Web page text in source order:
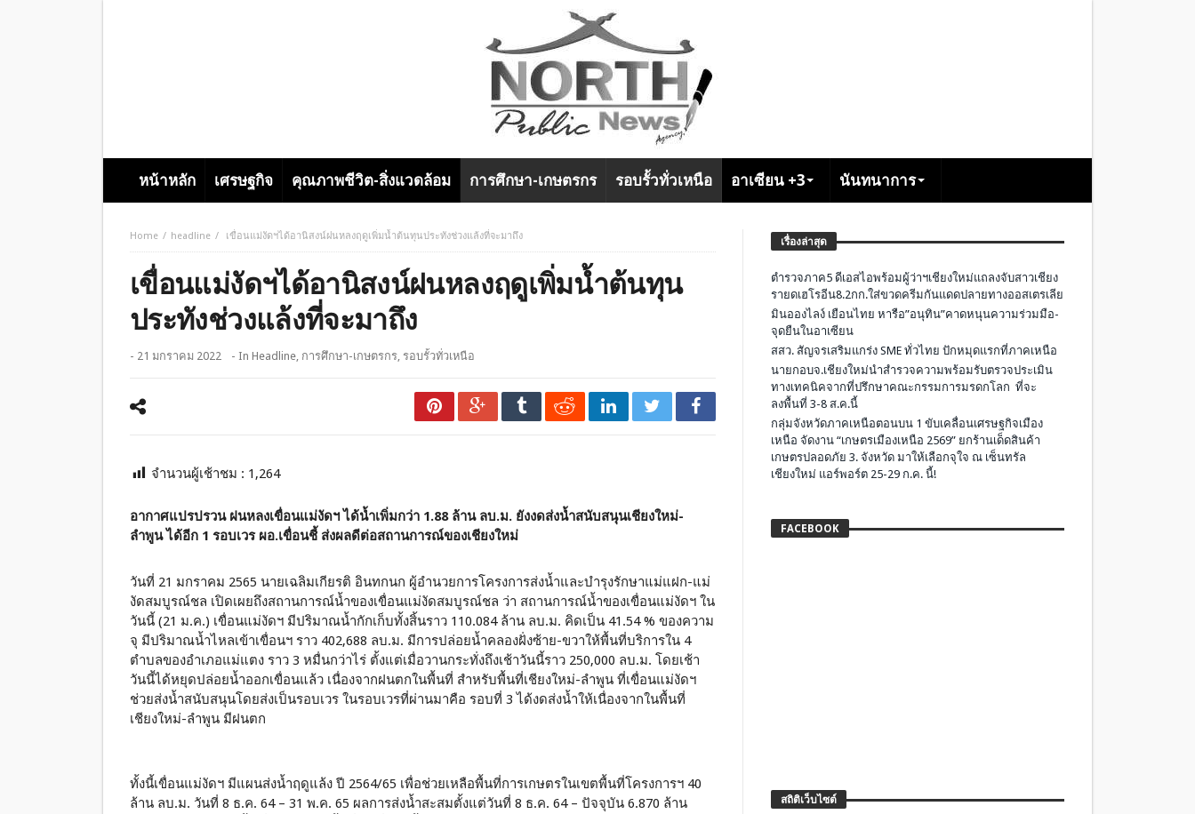
หน้าหลัก เศรษฐกิจ คุณภาพชีวิต-สิ่งแวดล้อม การศึกษา-เกษตรกร รอบรั้วทั่วเหนือ อาเซียน +3 นันทนาการ
Home headline เขื่อนแม่งัดฯได้อานิสงน์ฝนหลงฤดูเพิ่มน้ำต้นทุนประทังช่วงแล้งที่จะมาถึง
เขื่อนแม่งัดฯได้อานิสงน์ฝนหลงฤดูเพิ่มน้ำต้นทุน
ประทังช่วงแล้งที่จะมาถึง
- 21 มกราคม 2022 - In Headline, การศึกษา-เกษตรกร, รอบรั้วทั่วเหนือ
จำนวนผู้เช้าชม : 1,264
อากาศแปรปรวน ฝนหลงเขื่อนแม่งัดฯ ได้น้ำเพิ่มกว่า 1.88 ล้าน ลบ.ม. ยังงดส่งน้ำสนับสนุนเชียงใหม่-
ลำพูน ได้อีก 1 รอบเวร ผอ.เขื่อนชี้ ส่งผลดีต่อสถานการณ์ของเชียงใหม่
วันที่ 21 มกราคม 2565 นายเฉลิมเกียรติ อินทกนก ผู้อำนวยการโครงการส่งน้ำและบำรุงรักษาแม่แฝก-แม่
งัดสมบูรณ์ชล เปิดเผยถึงสถานการณ์น้ำของเขื่อนแม่งัดสมบูรณ์ชล ว่า สถานการณ์น้ำของเขื่อนแม่งัดฯ ใน
วันนี้ (21 ม.ค.) เขื่อนแม่งัดฯ มีปริมาณน้ำกักเก็บทั้งสิ้นราว 110.084 ล้าน ลบ.ม. คิดเป็น 41.54 % ของความ
จุ มีปริมาณน้ำไหลเข้าเขื่อนฯ ราว 402,688 ลบ.ม. มีการปล่อยน้ำคลองฝั่งซ้าย-ขวาให้พื้นที่บริการใน 4
ตำบลของอำเภอแม่แตง ราว 3 หมื่นกว่าไร่ ตั้งแต่เมื่อวานกระทั่งถึงเช้าวันนี้ราว 250,000 ลบ.ม. โดยเช้า
วันนี้ได้หยุดปล่อยน้ำออกเขื่อนแล้ว เนื่องจากฝนตกในพื้นที่ สำหรับพื้นที่เชียงใหม่-ลำพูน ที่เขื่อนแม่งัดฯ
ช่วยส่งน้ำสนับสนุนโดยส่งเป็นรอบเวร ในรอบเวรที่ผ่านมาคือ รอบที่ 3 ได้งดส่งน้ำให้เนื่องจากในพื้นที่
เชียงใหม่-ลำพูน มีฝนตก
ทั้งนี้เขื่อนแม่งัดฯ มีแผนส่งน้ำฤดูแล้ง ปี 2564/65 เพื่อช่วยเหลือพื้นที่การเกษตรในเขตพื้นที่โครงการฯ 40
ล้าน ลบ.ม. วันที่ 8 ธ.ค. 64 – 31 พ.ค. 65 ผลการส่งน้ำสะสมตั้งแต่วันที่ 8 ธ.ค. 64 – ปัจจุบัน 6.870 ล้าน
เรื่องล่าสุด
ตำรวจภาค5 ดีเอสไอพร้อมผู้ว่าฯเชียงใหม่แถลงจับสาวเชียง
รายดเฮโรอีน8.2กก.ใส่ขวดครีมกันแดดปลายทางออสเตรเลีย
มินอองไลง์ เยือนไทย หารือ”อนุทิน”คาดหนุนความร่วมมือ-
จุดยืนในอาเซียน
สสว. สัญจรเสริมแกร่ง SME ทั่วไทย ปักหมุดแรกที่ภาคเหนือ
นายกอบจ.เชียงใหม่นำสำรวจความพร้อมรับตรวจประเมิน
ทางเทคนิคจากที่ปรึกษาคณะกรรมการมรดกโลก ที่จะ
ลงพื้นที่ 3-8 ส.ค.นี้
กลุ่มจังหวัดภาคเหนือตอนบน 1 ขับเคลื่อนเศรษฐกิจเมือง
เหนือ จัดงาน “เกษตรเมืองเหนือ 2569” ยกร้านเด็ดสินค้า
เกษตรปลอดภัย 3. จังหวัด มาให้เลือกจุใจ ณ เซ็นทรัล
เชียงใหม่ แอร์พอร์ต 25-29 ก.ค. นี้!
FACEBOOK
สถิติเว็บไซต์